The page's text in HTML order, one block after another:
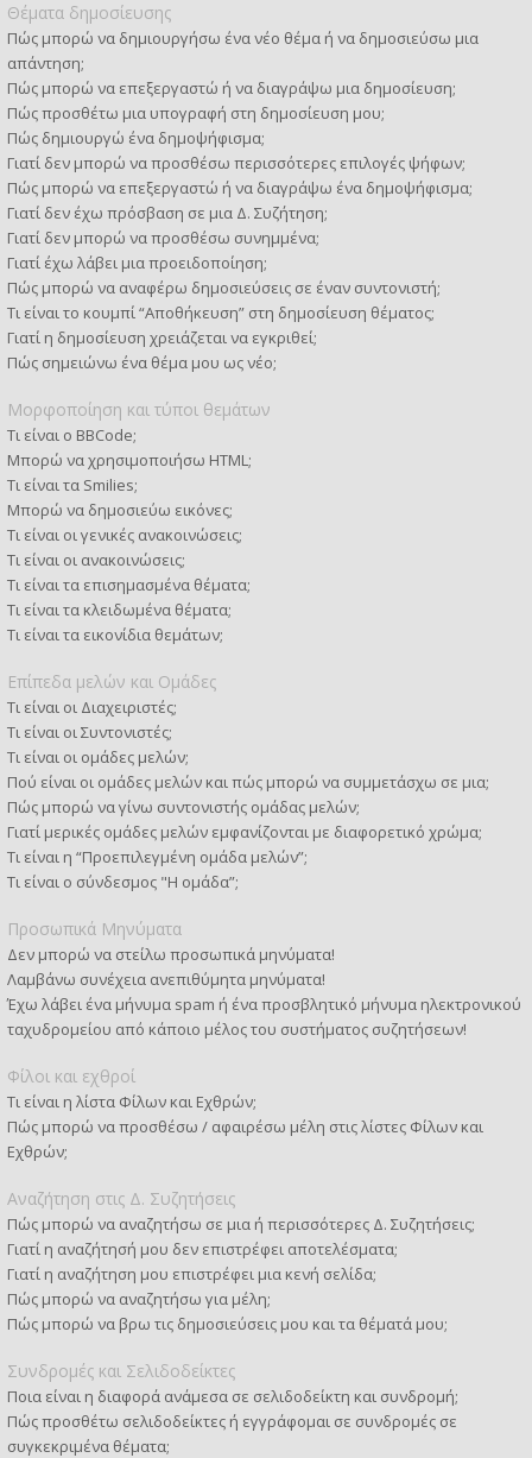
Θέματα δημοσίευσης
Πώς μπορώ να δημιουργήσω ένα νέο θέμα ή να δημοσιεύσω μια
απάντηση;
Πώς μπορώ να επεξεργαστώ ή να διαγράψω μια δημοσίευση;
Πώς προσθέτω μια υπογραφή στη δημοσίευση μου;
Πώς δημιουργώ ένα δημοψήφισμα;
Γιατί δεν μπορώ να προσθέσω περισσότερες επιλογές ψήφων;
Πώς μπορώ να επεξεργαστώ ή να διαγράψω ένα δημοψήφισμα;
Γιατί δεν έχω πρόσβαση σε μια Δ. Συζήτηση;
Γιατί δεν μπορώ να προσθέσω συνημμένα;
Γιατί έχω λάβει μια προειδοποίηση;
Πώς μπορώ να αναφέρω δημοσιεύσεις σε έναν συντονιστή;
Τι είναι το κουμπί “Αποθήκευση” στη δημοσίευση θέματος;
Γιατί η δημοσίευση χρειάζεται να εγκριθεί;
Πώς σημειώνω ένα θέμα μου ως νέο;
Μορφοποίηση και τύποι θεμάτων
Τι είναι ο BBCode;
Μπορώ να χρησιμοποιήσω HTML;
Τι είναι τα Smilies;
Μπορώ να δημοσιεύω εικόνες;
Τι είναι οι γενικές ανακοινώσεις;
Τι είναι οι ανακοινώσεις;
Τι είναι τα επισημασμένα θέματα;
Τι είναι τα κλειδωμένα θέματα;
Τι είναι τα εικονίδια θεμάτων;
Επίπεδα μελών και Ομάδες
Τι είναι οι Διαχειριστές;
Τι είναι οι Συντονιστές;
Τι είναι οι ομάδες μελών;
Πού είναι οι ομάδες μελών και πώς μπορώ να συμμετάσχω σε μια;
Πώς μπορώ να γίνω συντονιστής ομάδας μελών;
Γιατί μερικές ομάδες μελών εμφανίζονται με διαφορετικό χρώμα;
Τι είναι η “Προεπιλεγμένη ομάδα μελών”;
Τι είναι ο σύνδεσμος "Η ομάδα”;
Προσωπικά Μηνύματα
Δεν μπορώ να στείλω προσωπικά μηνύματα!
Λαμβάνω συνέχεια ανεπιθύμητα μηνύματα!
Έχω λάβει ένα μήνυμα spam ή ένα προσβλητικό μήνυμα ηλεκτρονικού
ταχυδρομείου από κάποιο μέλος του συστήματος συζητήσεων!
Φίλοι και εχθροί
Τι είναι η λίστα Φίλων και Εχθρών;
Πώς μπορώ να προσθέσω / αφαιρέσω μέλη στις λίστες Φίλων και
Εχθρών;
Αναζήτηση στις Δ. Συζητήσεις
Πώς μπορώ να αναζητήσω σε μια ή περισσότερες Δ. Συζητήσεις;
Γιατί η αναζήτησή μου δεν επιστρέφει αποτελέσματα;
Γιατί η αναζήτηση μου επιστρέφει μια κενή σελίδα;
Πώς μπορώ να αναζητήσω για μέλη;
Πώς μπορώ να βρω τις δημοσιεύσεις μου και τα θέματά μου;
Συνδρομές και Σελιδοδείκτες
Ποια είναι η διαφορά ανάμεσα σε σελιδοδείκτη και συνδρομή;
Πώς προσθέτω σελιδοδείκτες ή εγγράφομαι σε συνδρομές σε
συγκεκριμένα θέματα;